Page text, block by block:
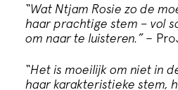
“Wat Ntjam Rosie zo de
haar prachtige stem – vol
om naar te luisteren.”–
“Het is moeilijk om niet in
haar karakteristieke stem,